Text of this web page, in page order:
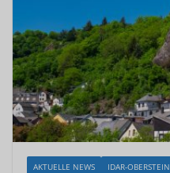
AKTUELLE NEWS IDAR-OBERSTEIN